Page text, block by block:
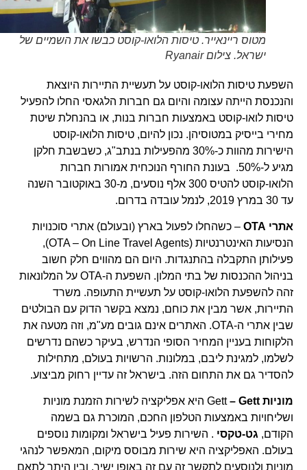
מטוס ריינאייר. טיסות הלואו-קוסט כבשו את השמיים של
ישראל. צילום Ryanair
השפעת טיסות הלואו-קוסט על תעשיית התיירות היוצאת
והנכנסת הייתה עצומה והיום גם חברות הלגאסי החלו להפעיל
טיסות לואו-קוסט באמצעות חברות בנות, או בהנחלת שיטת
מחירי בייסיק במטוסיהן. נכון להיום, טיסות הלואו-קוסט
הישירות מהוות כ-30% מהפעילות בנתב"ג, כשבשבת חלקן
מגיע ל-50%. בעונת החורף הנוכחית אמורות חברות
הלואו-קוסט להטיס 300 אלף נוסעים, מ-30 באוקטובר השנה
עד 30 במרץ 2019, לנמל עובדה בדרום.
אתריOTA– כשהחלו לפעול בארץ (ובעולם) אתרי סוכנויות
הנסיעות האינטרנטיות (OTA – On Line Travel Agents),
פעילותן התקבלה בהתנגדות. היום הם מהווים חלק חשוב
בניהול ההכנסות של בתי המלון. השפעת ה-OTA על המלונאות
זהה להשפעת הלואו-קוסט על תעשיית התעופה. משרד
התיירות, אשר מבין את כוחם, נמצא בקשר הדוק עם הבולטים
שבין אתרי ה-OTA. האתרים אינם גובים מע"מ, וזה מטעה את
הלקוחות בעניין המחיר הסופי הנדרש, בעיקר כשהם נדרשים
לשלמו, למגינת ליבם, במלונות. הרשויות בעולם, מתחילות
להסדיר גם את התחום הזה. בישראל זה עדיין רחוק מביצוע.
מוניות Gett– Gett
היא אפליקציה לשירות הזמנת מוניות
ושליחויות באמצעות הטלפון החכם, המוכרת גם בשמה
הקודם,גט-טקסי. השירות פעיל בישראל ומקומות נוספים
בעולם. האפליקציה היא שירות מבוסס מיקום, המאפשר לנהגי
מוניות ולנוסעים לתקשר זה עם זה באופן ישיר, ובין היתר לתאם